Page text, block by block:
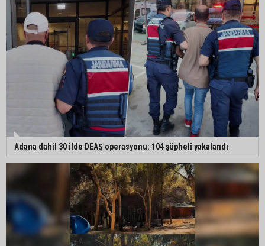
Adana dahil 30 ilde DEAŞ operasyonu: 104 şüpheli yakalandı